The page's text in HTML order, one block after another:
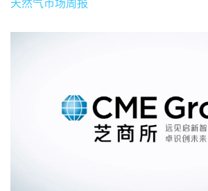
天然气市场周报